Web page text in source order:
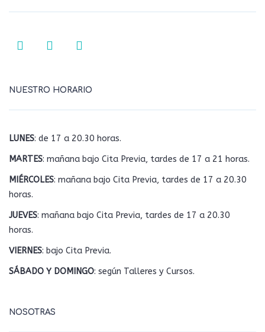
NUESTRO HORARIO
LUNES: de 17 a 20.30 horas.
MARTES: mañana bajo Cita Previa, tardes de 17 a 21 horas.
MIÉRCOLES: mañana bajo Cita Previa, tardes de 17 a 20.30
horas.
JUEVES: mañana bajo Cita Previa, tardes de 17 a 20.30
horas.
VIERNES: bajo Cita Previa.
SÁBADO Y DOMINGO: según Talleres y Cursos.
NOSOTRAS